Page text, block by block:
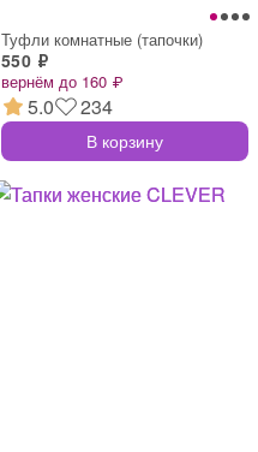
Туфли комнатные (тапочки)
550 ₽
вернём до 160 ₽
5.0 234
В корзину